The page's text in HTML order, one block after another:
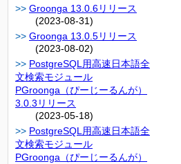
Groonga 13.0.6リリース
(2023-08-31)
Groonga 13.0.5リリース
(2023-08-02)
PostgreSQL用高速日本語全
文検索モジュール
PGroonga（ぴーじーるんが）
3.0.3リリース
(2023-05-18)
PostgreSQL用高速日本語全
文検索モジュール
PGroonga（ぴーじーるんが）